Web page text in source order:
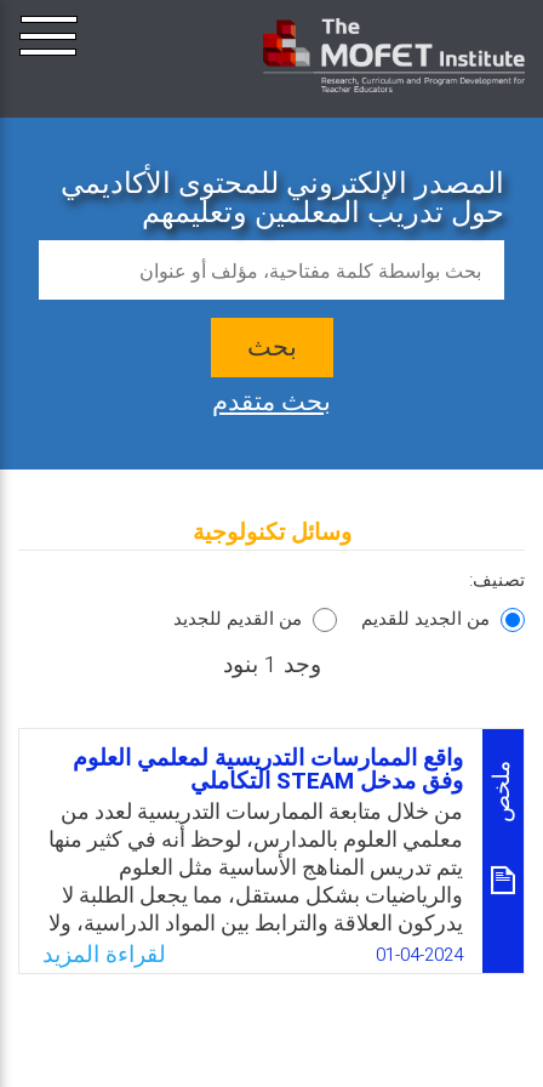
المصدر الإلكتروني للمحتوى الأكاديمي
حول تدريب المعلمين وتعليمهم
بحث
بحث متقدم
وسائل تكنولوجية
تصنيف:
من الجديد للقديم
من القديم للجديد
وجد 1 بنود
ملخص
واقع الممارسات التدريسية لمعلمي العلوم
وفق مدخل STEAM التكاملي
من خلال متابعة الممارسات التدريسية لعدد من
معلمي العلوم بالمدارس، لوحظ أنه في كثير منها
يتم تدريس المناهج الأساسية مثل العلوم
والرياضيات بشكل مستقل، مما يجعل الطلبة لا
يدركون العلاقة والترابط بين المواد الدراسية، ولا
يربطون المعلومات والمهارات التي تعلموها
بحياتهم اليومية، مما نجم عنه تدني قدرة الطلبة
01-04-2024 لقراءة المزيد